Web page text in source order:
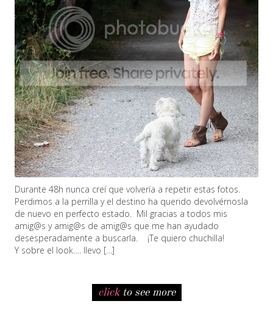
Durante 48h nunca creí que volvería a repetir estas fotos.
Perdimos a la perrilla y el destino ha querido devolvérnosla
de nuevo en perfecto estado. Mil gracias a todos mis
amig@s y amig@s de amig@s que me han ayudado
desesperadamente a buscarla. ¡Te quiero chuchilla!
Y sobre el look…. llevo […]
clickto see more